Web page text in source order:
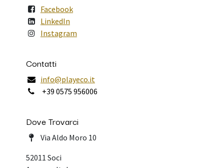
Facebook
LinkedIn
Instagram
Contatti
info@playeco.it
+39 0575 956006
Dove Trovarci
Via Aldo Moro 10
52011 Soci